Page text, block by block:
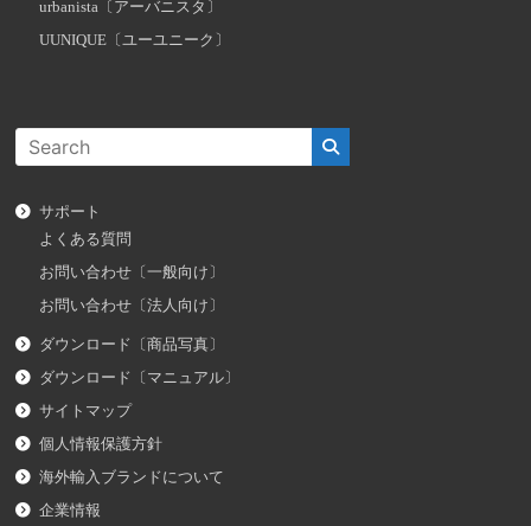
urbanista〔アーバニスタ〕
UUNIQUE〔ユーユニーク〕
サポート
よくある質問
お問い合わせ〔一般向け〕
お問い合わせ〔法人向け〕
ダウンロード〔商品写真〕
ダウンロード〔マニュアル〕
サイトマップ
個人情報保護方針
海外輸入ブランドについて
企業情報